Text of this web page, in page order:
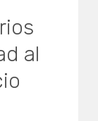
al